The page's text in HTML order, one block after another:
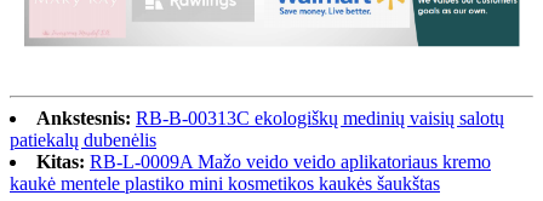
Ankstesnis: RB-B-00313C ekologiškų medinių vaisių salotų
patiekalų dubenėlis
Kitas: RB-L-0009A Mažo veido veido aplikatoriaus kremo
kaukė mentele plastiko mini kosmetikos kaukės šaukštas